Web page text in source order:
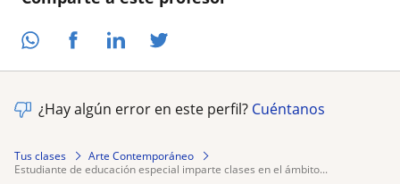
¿Hay algún error en este perfil? Cuéntanos
Tus clases
Arte Contemporáneo
estudiante de educación especial imparte clases en el ámbito...